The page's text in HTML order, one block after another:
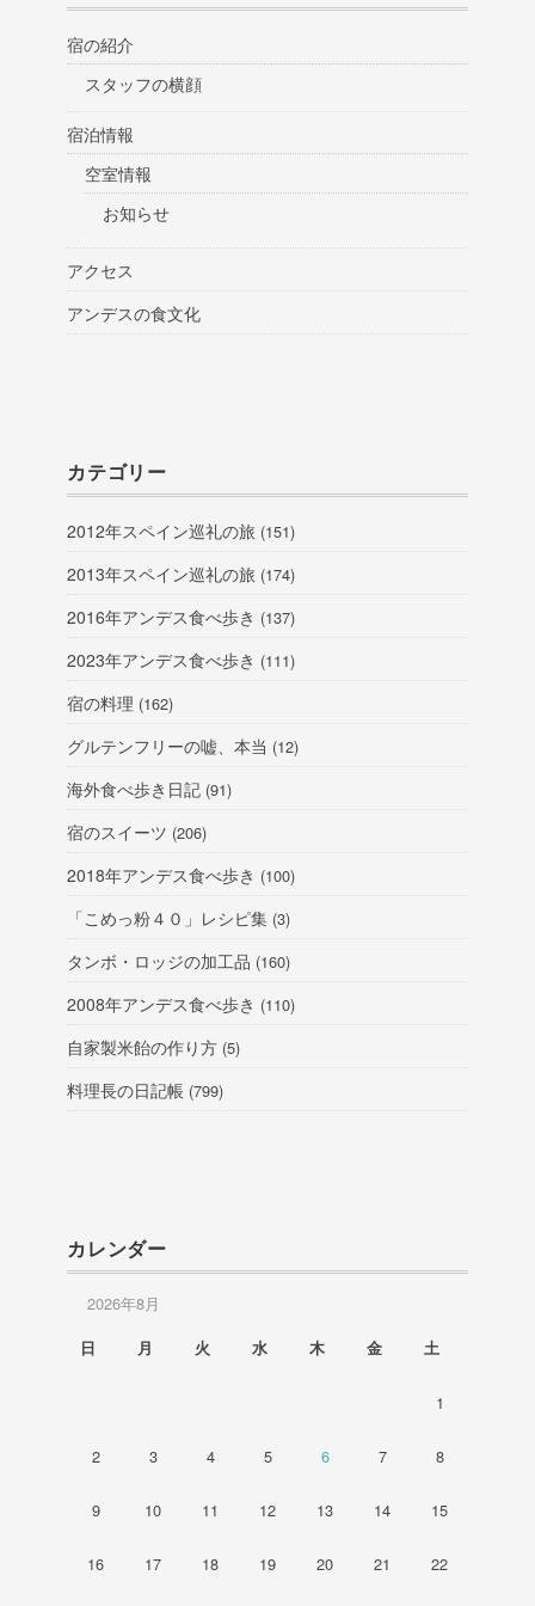
宿の紹介
スタッフの横顔
宿泊情報
空室情報
お知らせ
アクセス
アンデスの食文化
カテゴリー
2012年スペイン巡礼の旅 (151)
2013年スペイン巡礼の旅 (174)
2016年アンデス食べ歩き (137)
2023年アンデス食べ歩き (111)
宿の料理 (162)
グルテンフリーの嘘、本当 (12)
海外食べ歩き日記 (91)
宿のスイーツ (206)
2018年アンデス食べ歩き (100)
「こめっ粉４０」レシピ集 (3)
タンボ・ロッジの加工品 (160)
2008年アンデス食べ歩き (110)
自家製米飴の作り方 (5)
料理長の日記帳 (799)
カレンダー
2026年8月
日 月 火 水 木 金 土
1
2 3 4 5 6 7 8
9 10 11 12 13 14 15
16 17 18 19 20 21 22